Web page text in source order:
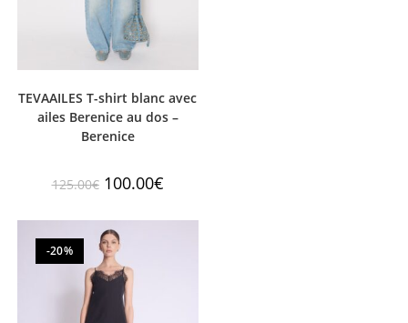
TEVAAILES T-shirt blanc avec
ailes Berenice au dos –
Berenice
125.00€ 100.00€
-20%